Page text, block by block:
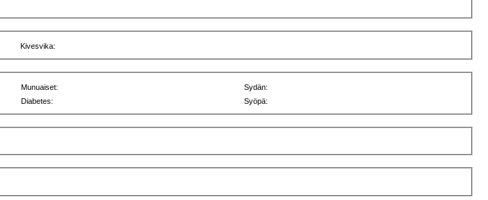
Kivesvika:
Munuaiset:
Sydän:
Diabetes: Syöpä: